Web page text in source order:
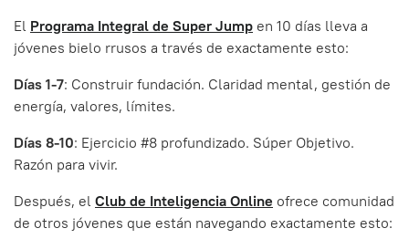
El Programa Integral de Super Jump en 10 días lleva a
jóvenes bielo rrusos a través de exactamente esto:
Días 1-7: Construir fundación. Claridad mental, gestión de
energía, valores, límites.
Días 8-10: Ejercicio #8 profundizado. Súper Objetivo.
Razón para vivir.
Después, el Club de Inteligencia Online ofrece comunidad
de otros jóvenes que están navegando exactamente esto: